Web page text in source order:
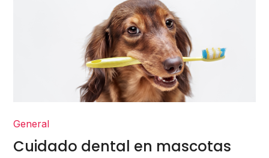
General
Cuidado dental en mascotas